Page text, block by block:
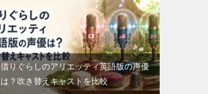
借りぐらしのアリエッティ英語版の声優
は？吹き替えキャストを比較